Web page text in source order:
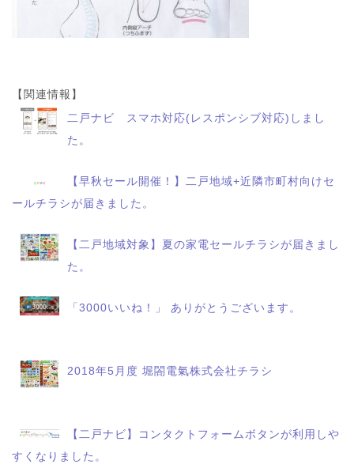
【関連情報】
二戸ナビ スマホ対応(レスポンシブ対応)しまし
た。
【早秋セール開催！】二戸地域+近隣市町村向けセ
ールチラシが届きました。
【二戸地域対象】夏の家電セールチラシが届きまし
た。
「3000いいね！」 ありがとうございます。
2018年5月度 堀閤電氣株式会社チラシ
【二戸ナビ】コンタクトフォームボタンが利用しや
すくなりました。